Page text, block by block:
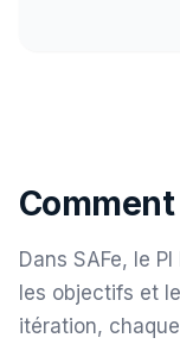
Dans SAFe, le
les objectifs et
itération,